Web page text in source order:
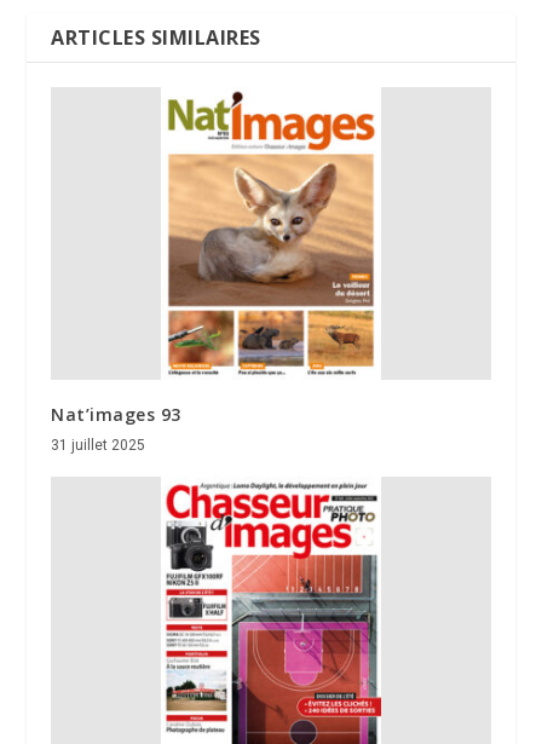
ARTICLES SIMILAIRES
Nat’images 93
31 juillet 2025